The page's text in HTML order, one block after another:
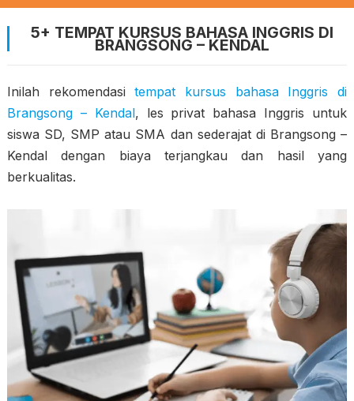
5+ TEMPAT KURSUS BAHASA INGGRIS DI
BRANGSONG – KENDAL
Inilah rekomendasitempat kursus bahasa Inggris di
Brangsong – Kendal, les privat bahasa Inggris untuk
siswa SD, SMP atau SMA dan sederajat di Brangsong –
Kendal dengan biaya terjangkau dan hasil yang
berkualitas.